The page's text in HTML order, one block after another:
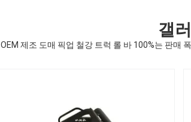
갤
OEM 제조 도매 픽업 철강 트럭 롤 바 100%는 판매